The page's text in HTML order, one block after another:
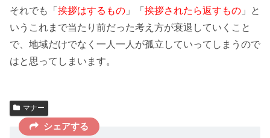
それでも「 挨拶はするもの 」「 挨拶されたら返すもの 」と
いうこれまで当たり前だった考え方が衰退 していくこと
で、 地域だけでなく一人一人が孤立していってしまうので
はと思ってしまいます。
マナー
シェアする